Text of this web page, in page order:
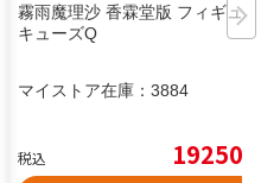
霧雨魔理沙 香霖堂版 フィギュア
キューズQ
マイストア在庫： 3884
税込 19250